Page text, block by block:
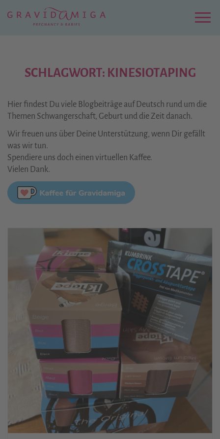
Hauptinhalt
SCHLAGWORT: KINESIOTAPING
Hier findest Du viele Blogbeiträge auf Deutsch rund um die
Themen Schwangerschaft, Geburt und die Zeit danach.
Wir freuen uns über Deine Unterstützung, wenn Dir gefällt
was wir tun.
Spendiere uns doch einen virtuellen Kaffee.
Vielen Dank.